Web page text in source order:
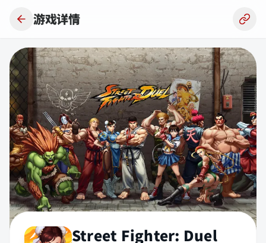
游戏详情
Street Fighter: Duel